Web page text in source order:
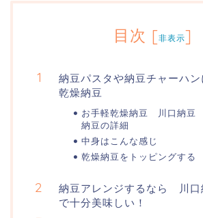
目次 [非表示]
納豆パスタや納豆チャーハ
乾燥納豆
お手軽乾燥納豆 川口納豆
納豆の詳細
中身はこんな感じ
乾燥納豆をトッピングする
納豆アレンジするなら 川
で十分美味しい！